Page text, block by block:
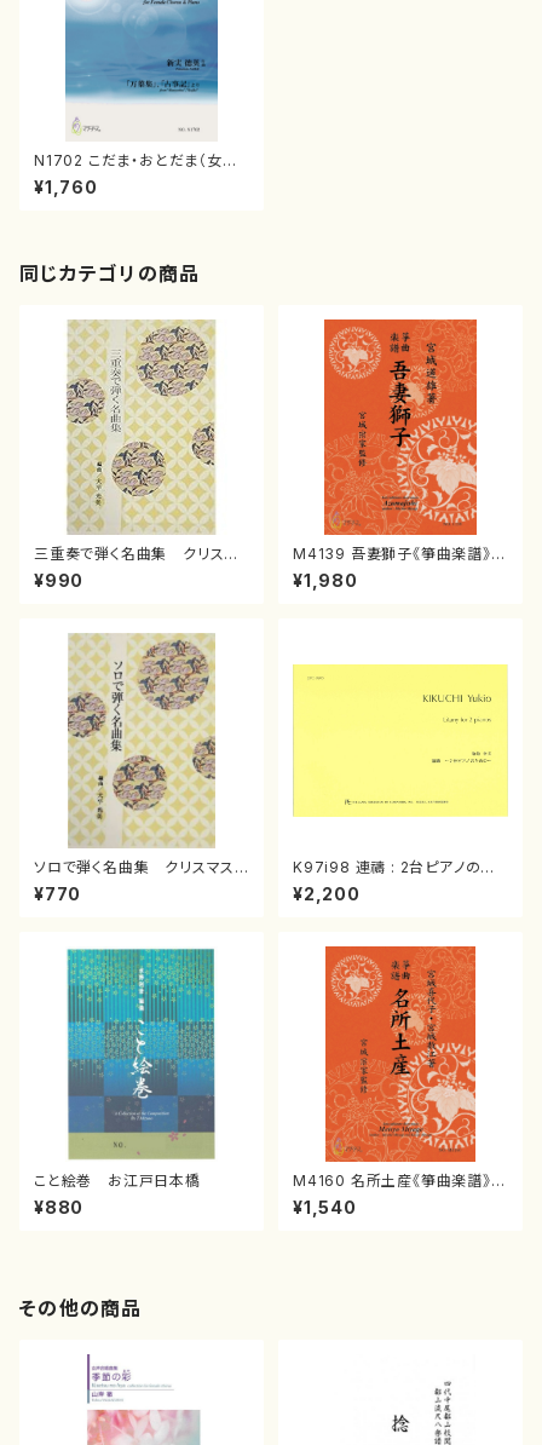
N1702 こだま・おとだま（女声
合唱，ピアノ/新実徳英/楽譜）
¥1,760
同じカテゴリの商品
三重奏で弾く名曲集 クリスマ
スメドレー( 箏2/大平光美 編
曲/楽譜）
¥990
M4139 吾妻獅子《箏曲楽譜》
（箏/宮城道雄著・宮城宗家監修/
箏曲古典楽譜）
¥1,980
ソロで弾く名曲集 クリスマス・
イブ／恋人がサンタクロース(
箏独奏 /大平光美 編曲/楽
¥770
K97i98 連禱 : 2台ピアノのた
めの（2 Pianos / 菊池 幸夫 /
楽譜）
¥2,200
こと絵巻 お江戸日本橋
¥880
M4160 名所土産《箏曲楽譜》
（箏/宮城喜代子・宮城数江著・
宮城宗家監修/箏曲古典楽譜）
¥1,540
その他の商品